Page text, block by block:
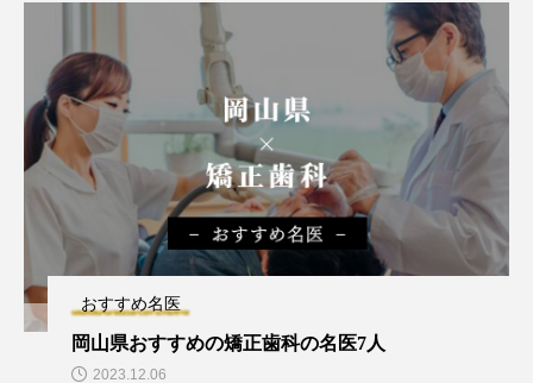
おすすめ名医
岡山県おすすめの矯正歯科の名医7人
2023.12.06